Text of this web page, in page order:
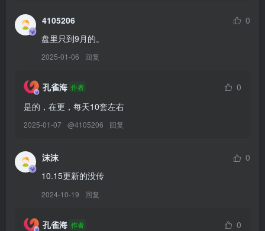
[YITUYU艺图语]2026.02.17 清·仕女 酸奶加心好好次[13P／51MB]
[YITUYU艺图语]2026.02.16 夏日的紫薇花 酸奶加心好好次[15P／
[YITUYU艺图语]2026.02.15 青瓷 赵噗噗[15P／215MB]
[YITUYU艺图语]2026.02.13 粉粉清汉女 赵噗噗[10P／45MB]
[YITUYU艺图语]2026.02.12 繁花如锦觅安宁 赵噗噗[15P／111MB]
[YITUYU艺图语]2026.02.12 留得残荷听雨声 蔸小黄鸡[10P／114MB]
[YITUYU艺图语]2026.02.11 樱花飘落的速度是秒速五厘米[10P／
63MB]
[YITUYU艺图语]2026.02.11 复原仕女图[17P／158MB]
[YITUYU艺图语]2026.02.11 Blue Sky Chenaling_CL[19P／198MB]
4105206
0
盘里只到9月的。
2025-01-06 回复
孔雀海 作者
0
是的，在更，每天10套左右
2025-01-07 @4105206 回复
沫沫
0
10.15更新的没传
2024-10-19 回复
孔雀海 作者
0